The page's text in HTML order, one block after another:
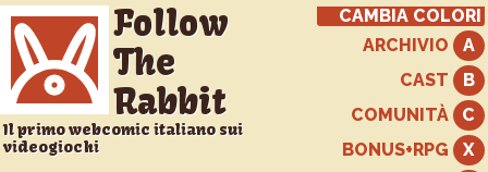
Follow
The
Rabbit
Il primo webcomic italiano sui
videogiochi
CAMBIA COLORI
ARCHIVIO
CAST
COMUNITÀ
BONUS+RPG